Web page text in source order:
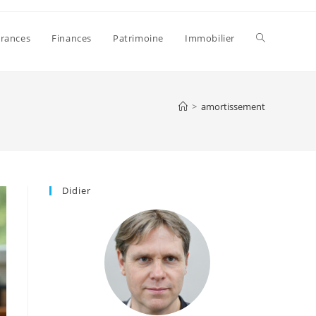
Finances Patrimoine Immobilier Toggle
> amortissement
Didier